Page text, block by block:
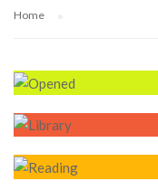
Home